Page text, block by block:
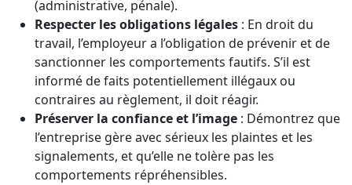
(administrative, pénale).
Respecter les obligations légales : En droit du
travail, l’employeur a l’obligation de prévenir et de
sanctionner les comportements fautifs. S’il est
informé de faits potentiellement illégaux ou
contraires au règlement, il doit réagir.
Préserver la confiance et l’image : Démontrez que
l’entreprise gère avec sérieux les plaintes et les
signalements, et qu’elle ne tolère pas les
comportements répréhensibles.